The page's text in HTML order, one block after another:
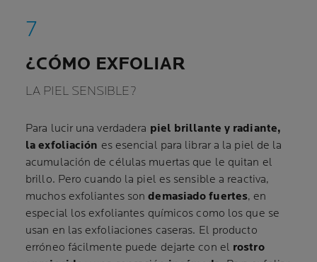
¿CÓMO EXFOLIAR
LA PIEL SENSIBLE?
Para lucir una verdadera piel brillante y radiante,
la exfoliación es esencial para librar a la piel de la
acumulación de células muertas que le quitan el
brillo. Pero cuando la piel es sensible a reactiva,
muchos exfoliantes sondemasiado fuertes, en
especial los exfoliantes químicos como los que se
usan en las exfoliaciones caseras. El producto
erróneo fácilmente puede dejarte con el rostro